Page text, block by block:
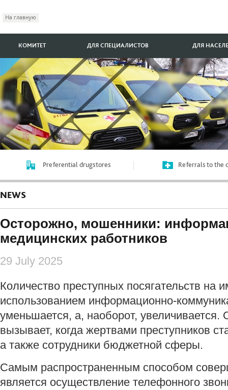
На главную
КОМИТЕТ ДЛЯ СПЕЦИАЛИСТОВ ДЛЯ
Preferential drugstores Referrals to the
NEWS
Осторожно, мошенники:
медицинских работников
29 July 2025
Количество преступных посягательств на
использованием информационно-
уменьшается, а, наоборот, увеличивается.
вызывает, когда жертвами преступников
а также сотрудники бюджетной сферы.
Самым распространенным способом
является осуществление телефонного